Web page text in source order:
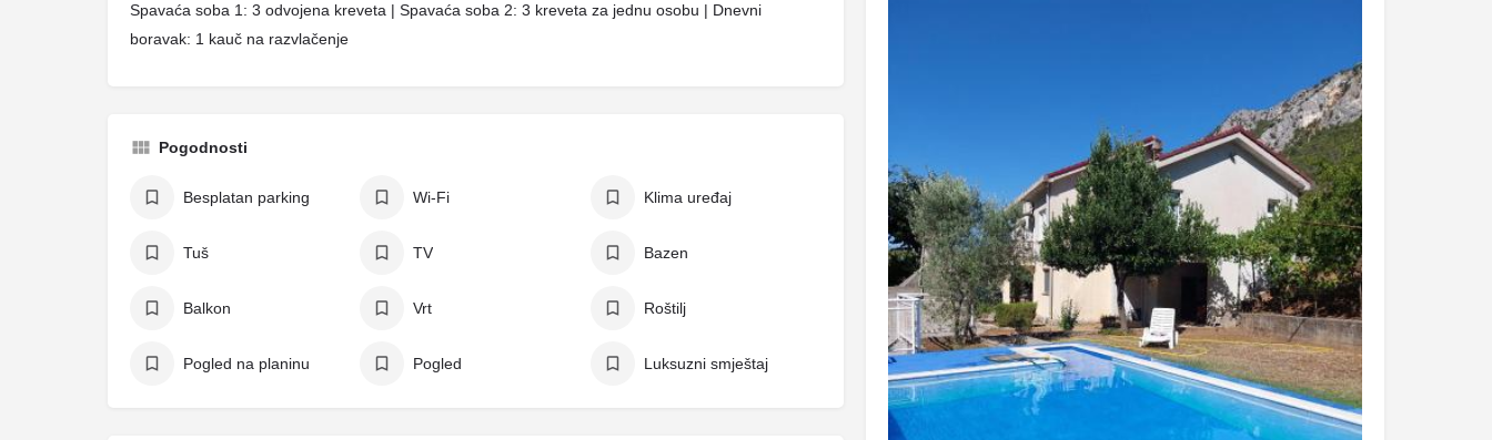
Spavaća soba 1: 3 odvojena kreveta | Spavaća soba 2: 3 kreveta za jednu osobu | Dnevni
boravak: 1 kauč na razvlačenje
Pogodnosti
Besplatan parking Wi-Fi Klima uređaj
Tuš TV Bazen
Balkon Vrt Roštilj
Pogled na planinu Pogled Luksuzni smještaj